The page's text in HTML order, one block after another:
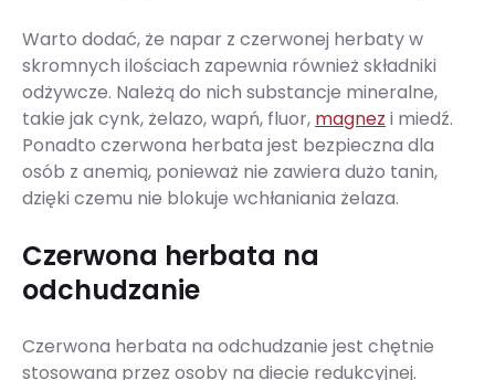
Warto dodać, że napar z czerwonej herbaty w
skromnych ilościach zapewnia również składniki
odżywcze. Należą do nich substancje mineralne,
takie jak cynk, żelazo, wapń, fluor, magnez i miedź.
Ponadto czerwona herbata jest bezpieczna dla
osób z anemią, ponieważ nie zawiera dużo tanin,
dzięki czemu nie blokuje wchłaniania żelaza.
Czerwona herbata na
odchudzanie
Czerwona herbata na odchudzanie jest chętnie
stosowana przez osoby na diecie redukcyjnej.